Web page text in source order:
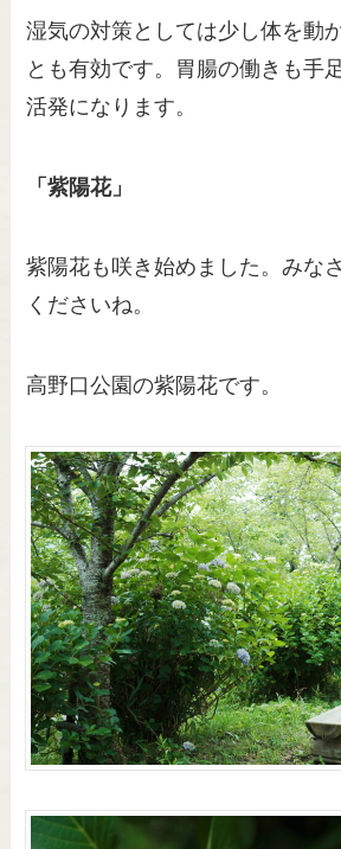
湿気の対策としては少し体を動
とも有効です。胃腸の働きも手
活発になります。
「紫陽花」
紫陽花も咲き始めました。みな
くださいね。
高野口公園の紫陽花です。